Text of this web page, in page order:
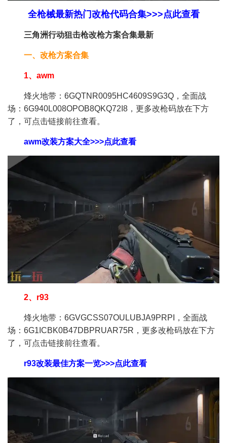
全枪械最新热门改枪代码合集>>>点此查看
三角洲行动狙击枪改枪方案合集最新
一、改枪方案合集
1、awm
烽火地带：6GQTNR0095HC4609S9G3Q，全面战
场：6G940L008OPOB8QKQ72I8，更多改枪码放在下方
了，可点击链接前往查看。
awm改装方案大全>>>点此查看
2、r93
烽火地带：6GVGCSS07OULUBJA9PRPI，全面战
场：6G1ICBK0B47DBPRUAR75R，更多改枪码放在下方
了，可点击链接前往查看。
r93改装最佳方案一览>>>点此查看